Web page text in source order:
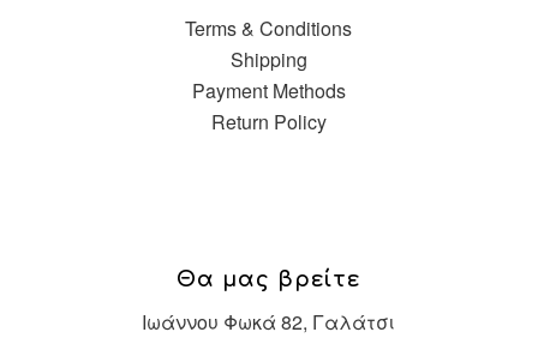
Terms & Conditions
Shipping
Payment Methods
Return Policy
Θα μας βρείτε
Ιωάννου Φωκά 82, Γαλάτσι